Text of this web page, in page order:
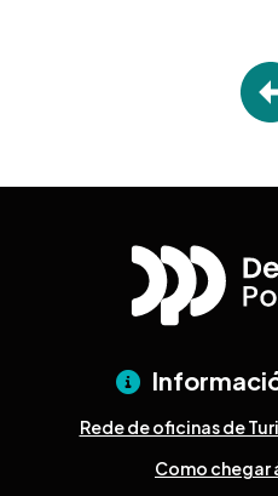
Rede de oficinas de
Como chegar